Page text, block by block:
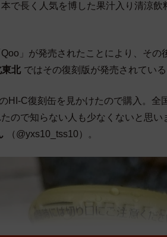
で長く人気を博した果汁入り清涼飲
」が発売されたことにより、その
東北 ではその復刻版が発売されている
HI-C復刻缶を見かけたので購入。全
ので知らない人も少なくないと思
（@yxs10_tss10）。